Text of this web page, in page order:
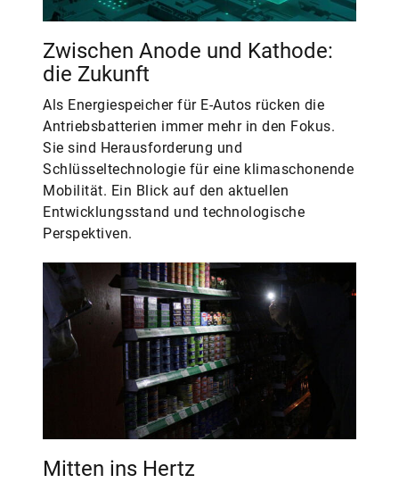
Zwischen Anode und Kathode:
die Zukunft
Als Energiespeicher für E-Autos rücken die
Antriebsbatterien immer mehr in den Fokus.
Sie sind Herausforderung und
Schlüsseltechnologie für eine klimaschonende
Mobilität. Ein Blick auf den aktuellen
Entwicklungsstand und technologische
Perspektiven.
Mitten ins Hertz